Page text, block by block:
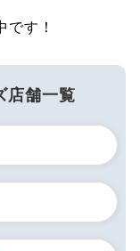
す！
店舗一覧